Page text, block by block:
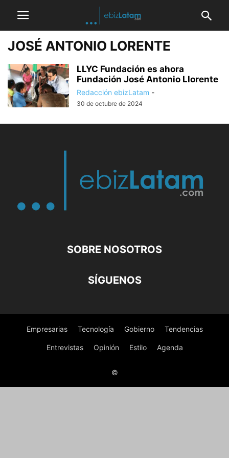
JOSÉ ANTONIO LORENTE
LLYC Fundación es ahora
Fundación José Antonio Llorente
Redacción ebizLatam -
30 de octubre de 2024
SOBRE NOSOTROS
SÍGUENOS
Empresarias Tecnología Gobierno Tendencias
Entrevistas Opinión Estilo Agenda
©